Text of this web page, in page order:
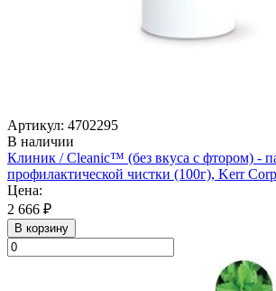
Артикул: 4702295
В наличии
Клиник / Cleanic™ (без вкуса с фтором) -
профилактической чистки (100г), Kerr
Цена:
2 666 ₽
В корзину